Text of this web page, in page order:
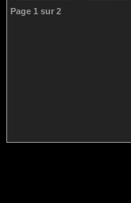
Page 1 sur 2